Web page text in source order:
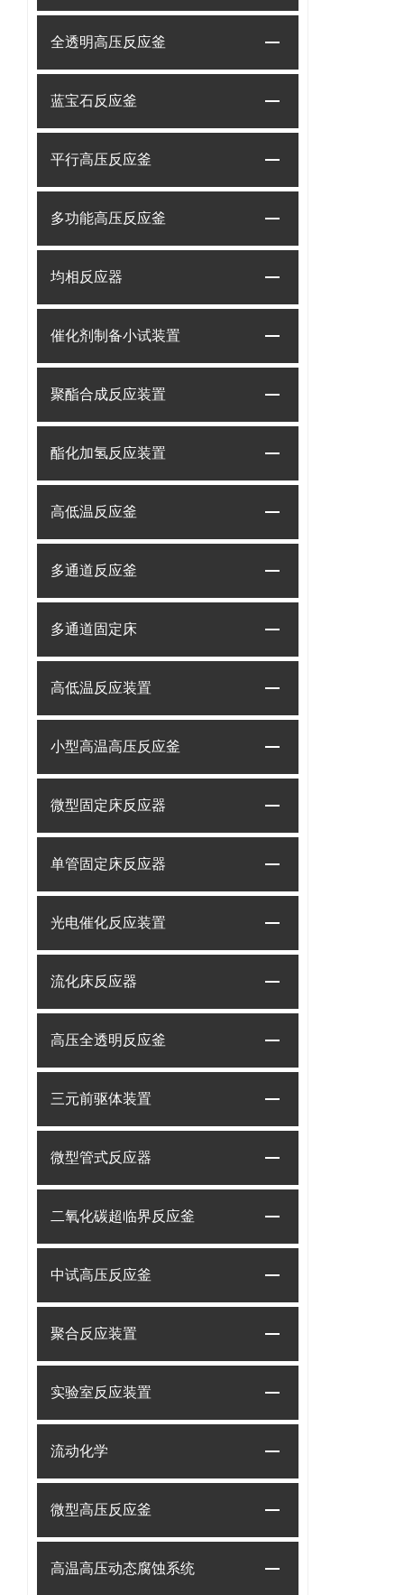
全透明高压反应釜
蓝宝石反应釜
平行高压反应釜
多功能高压反应釜
均相反应器
催化剂制备小试装置
聚酯合成反应装置
酯化加氢反应装置
高低温反应釜
多通道反应釜
多通道固定床
高低温反应装置
小型高温高压反应釜
微型固定床反应器
单管固定床反应器
光电催化反应装置
流化床反应器
高压全透明反应釜
三元前驱体装置
微型管式反应器
二氧化碳超临界反应釜
中试高压反应釜
聚合反应装置
实验室反应装置
流动化学
微型高压反应釜
高温高压动态腐蚀系统